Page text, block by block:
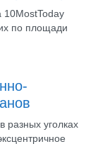
10MostToday
по площади
разных уголках